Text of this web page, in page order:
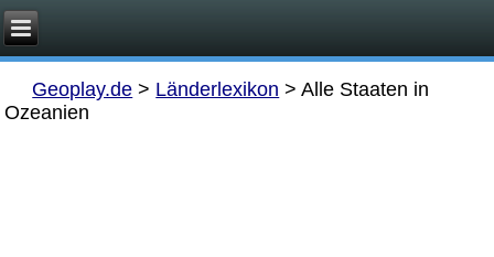
Geoplay.de > Länderlexikon >Alle Staaten in
Ozeanien